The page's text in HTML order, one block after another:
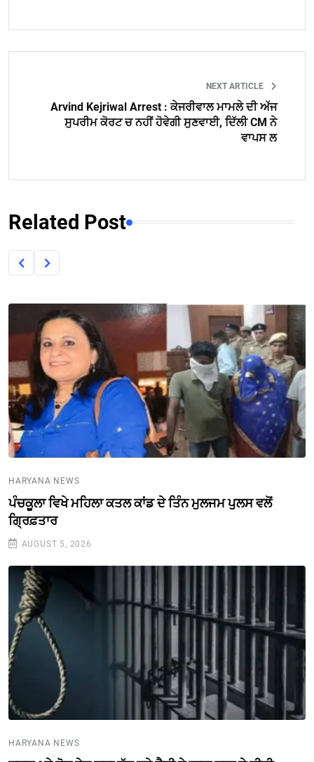
NEXT ARTICLE
Arvind Kejriwal Arrest : ਕੇਜਰੀਵਾਲ ਮਾਮਲੇ ਦੀ ਅੱਜ
ਸੁਪਰੀਮ ਕੋਰਟ ਚ ਨਹੀਂ ਹੋਵੇਗੀ ਸੁਣਵਾਈ, ਦਿੱਲੀ CM ਨੇ
ਵਾਪਸ ਲ
Related Post
HARYANA NEWS
ਪੰਚਕੂਲਾ ਵਿਖੇ ਮਹਿਲਾ ਕਤਲ ਕਾਂਡ ਦੇ ਤਿੰਨ ਮੁਲਜਮ ਪੁਲਸ ਵਲੋਂ
ਗ੍ਰਿਫ਼ਤਾਰ
AUGUST 5, 2026
HARYANA NEWS